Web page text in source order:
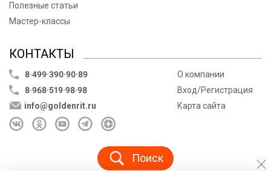
Полезные статьи
Мастер-классы
КОНТАКТЫ
8·499·390·90·89
8·968·519·98·98
info@goldenrit.ru
О компании
Вход/Регистрация
Карта сайта
Поиск